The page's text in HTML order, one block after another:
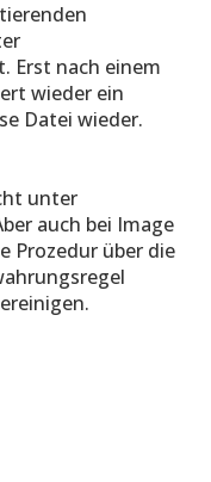
Erst nach einem
wieder ein
Datei wieder.
unter
auch bei Image
Prozedur über die